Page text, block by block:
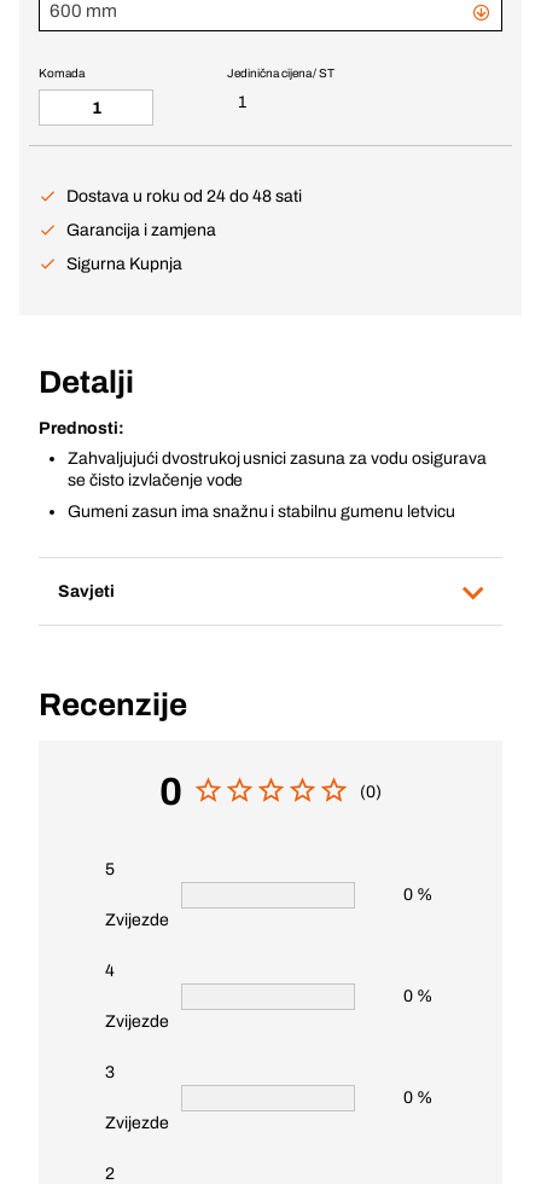
600 mm
Jedinična cijena / ST
1
Komada
Dostava u roku od 24 do 48 sati
Garancija i zamjena
Sigurna Kupnja
Detalji
Prednosti:
Zahvaljujući dvostrukoj usnici zasuna za vodu osigurava
se čisto izvlačenje vode
Gumeni zasun ima snažnu i stabilnu gumenu letvicu
Savjeti
Recenzije
0 (0)
5
Zvijezde
0 %
4
Zvijezde
0 %
3
Zvijezde
0 %
2